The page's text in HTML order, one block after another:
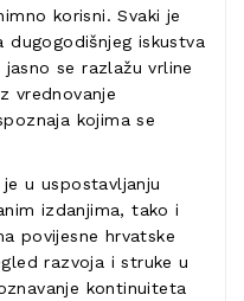
korisni. Svaki je
iskustva
se razlažu vrline
vrednovanje
kojima se
u uspostavljanju
izdanjima, tako i
povijesne hrvatske
razvoja i struke u
kontinuiteta